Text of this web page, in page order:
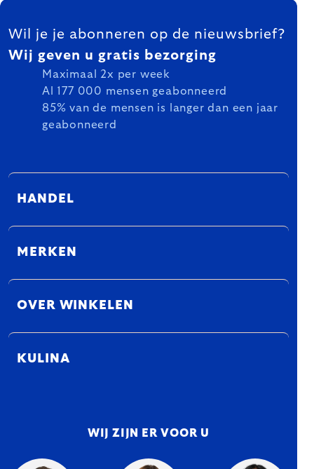
FOOTER
Wil je je abonneren op de nieuwsbrief?
Wij geven u gratis bezorging
Maximaal 2x per week
Al 177 000 mensen geabonneerd
85% van de mensen is langer dan een jaar
geabonneerd
HANDEL
MERKEN
OVER WINKELEN
KULINA
WIJ ZIJN ER VOOR U